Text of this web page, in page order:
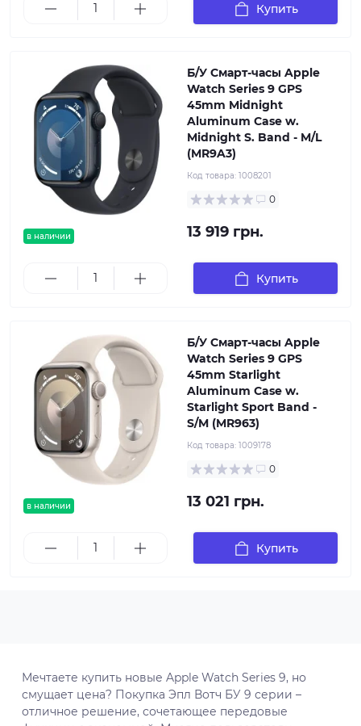
Купить
в наличии
Б/У Смарт-часы Apple
Watch Series 9 GPS
45mm Midnight
Aluminum Case w.
Midnight S. Band - M/L
(MR9A3)
Код товара: 1008201
0
13 919 грн.
Купить
в наличии
Б/У Смарт-часы Apple
Watch Series 9 GPS
45mm Starlight
Aluminum Case w.
Starlight Sport Band -
S/M (MR963)
Код товара: 1009178
0
13 021 грн.
Купить
Мечтаете купить новые Apple Watch Series 9, но
смущает цена? Покупка Эпл Вотч БУ 9 серии –
отличное решение, сочетающее передовые